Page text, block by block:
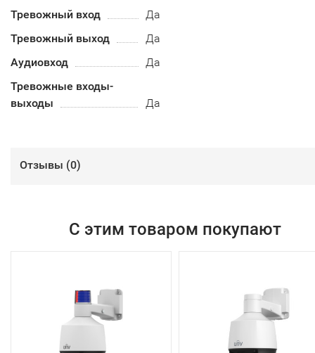
Тревожный вход
Да
Тревожный выход
Да
Аудиовход
Да
Тревожные входы-
выходы
Да
Отзывы (0)
С этим товаром покупают